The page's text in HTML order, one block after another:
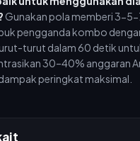
Gunakan pola memberi 3-5-
pengganda kombo
turut dalam 60 detik
30–40% anggaran
peringkat maksimal.